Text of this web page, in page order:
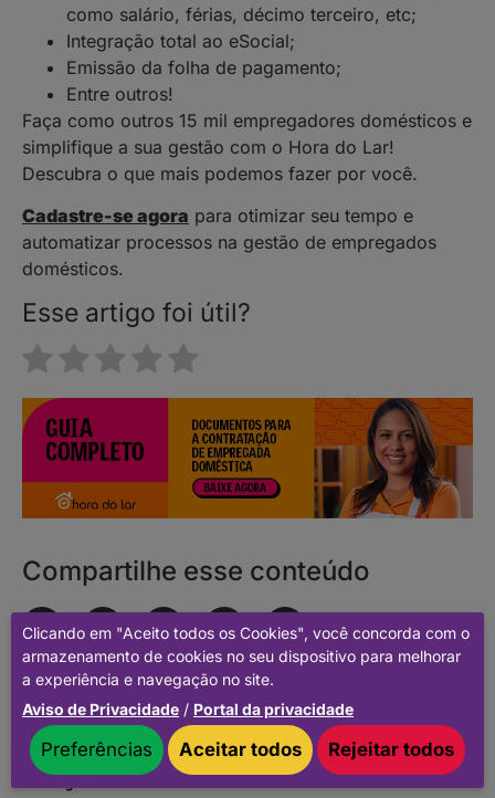
Clicando em "Aceito todos os Cookies", você concorda com o
armazenamento de cookies no seu dispositivo para melhorar
a experiência e navegação no site.
Aviso de Privacidade / Portal da privacidade
Preferências Aceitar todos Rejeitar todos
como salário, férias, décimo terceiro, etc;
Integração total ao eSocial;
Emissão da folha de pagamento;
Entre outros!
Faça como outros 15 mil empregadores domésticos e
simplifique a sua gestão com o Hora do Lar!
Descubra o que mais podemos fazer por você.
Cadastre-se agora para otimizar seu tempo e
automatizar processos na gestão de empregados
domésticos.
Esse artigo foi útil?
Compartilhe esse conteúdo
© 2018-2026Hora do Lar. Todos os direitos reservados.
CNPJ 21.011.165/0001-39.
Política de privacidade.
Optimized by Seraphinite Accelerator
Turns on site high speed to be attractive for people and search